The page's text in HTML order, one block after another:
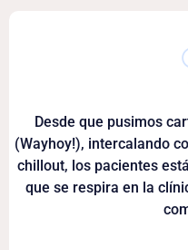
Desde que pusimos
(Wayhoy!), intercalando
chillout, los pacientes
que se respira en la